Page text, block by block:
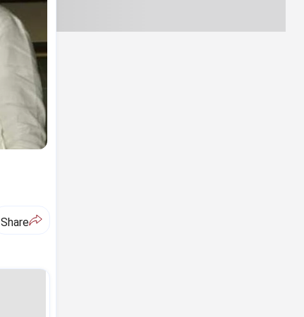
Share